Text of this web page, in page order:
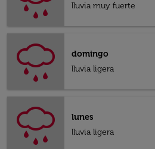
lluvia muy fuerte
domingo
lluvia ligera
lunes
lluvia ligera